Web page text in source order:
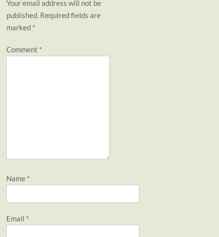
Your email address will not be
published. Required fields are
marked *
Comment *
Name *
Email *